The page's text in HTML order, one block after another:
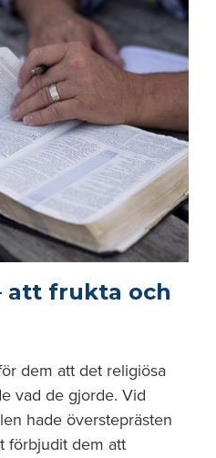
att frukta och
dem att det religiösa
vad de gjorde. Vid
hade översteprästen
förbjudit dem att